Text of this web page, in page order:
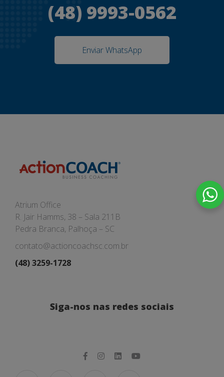
(48) 9993-0562
Enviar WhatsApp
Atrium Office
R. Jair Hamms, 38 – Sala 211B
Pedra Branca, Palhoça – SC
contato@actioncoachsc.com.br
(48) 3259-1728
Siga-nos nas redes sociais